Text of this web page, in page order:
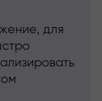
для